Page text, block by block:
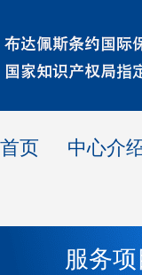
首页 中心介
服务项